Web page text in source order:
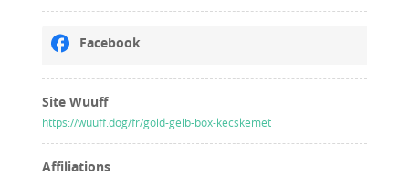
Facebook
Site Wuuff
https://wuuff.dog/fr/gold-gelb-box-kecskemet
Affiliations